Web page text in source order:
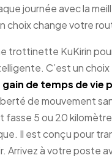
journée avec la
choix change votre
trottinette KuKirin
C’est un
gain de temps de vie
de mouvement
5 ou 20
Il est conçu pour
Arrivez à votre poste